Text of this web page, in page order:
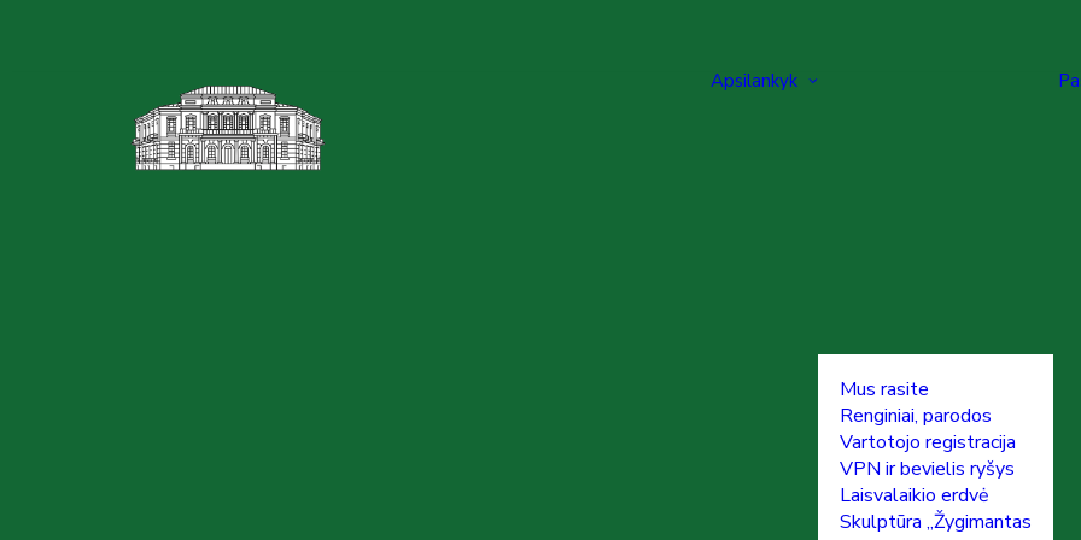
Apsilankyk
Mus rasite
Renginiai, parodos
Vartotojo registracija
VPN ir bevielis ryšys
Laisvalaikio erdvė
Skulptūra „Žygimantas